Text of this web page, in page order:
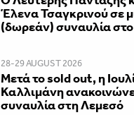
Έλενα Τσαγκρινού σε
(δωρεάν) συναυλία
28-29 AUGUST 2026
Μετά το sold out, η
Καλλιμάνη
συναυλία στη Λεμεσό